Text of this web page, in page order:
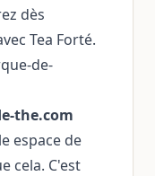
dès
Tea Forté.
de-
the.com
espace de
cela. C'est